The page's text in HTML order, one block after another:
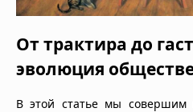
От трактира до
эволюция
В этой статье мы совершим